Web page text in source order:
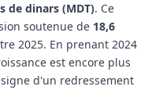
de dinars (MDT). Ce
soutenue de 18,6
2025. En prenant 2024
est encore plus
d'un redressement